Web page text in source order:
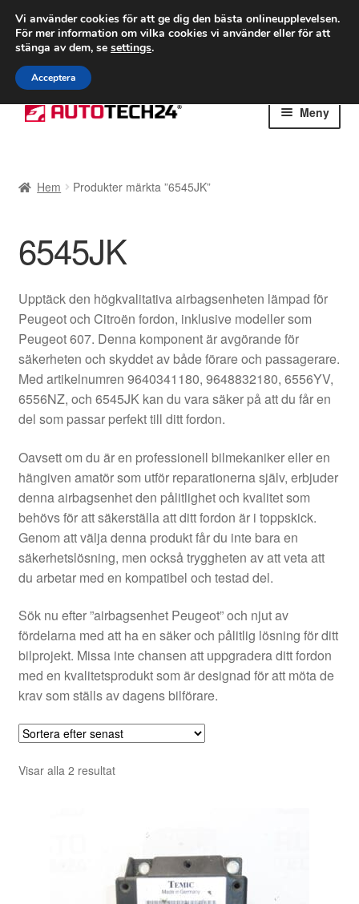
FRAKT från 75 kr
Världsomspännande frakt
Ring 766 924 713
Hoppa
till
Hoppa
till
Meny
Betalningar
Integritetspolicy
Kolla upp
Kontakt
Mitt konto
Om oss
Reklamationsprocedur
Transport
Vagn
Världsomspännande frakt
Villkor
Hem Produkter märkta ”6545JK”
6545JK
Upptäck den högkvalitativa airbagsenheten lämpad för
Peugeot och Citroën fordon, inklusive modeller som
Peugeot 607. Denna komponent är avgörande för
säkerheten och skyddet av både förare och passagerare.
Med artikelnumren 9640341180, 9648832180, 6556YV,
6556NZ, och 6545JK kan du vara säker på att du får en
del som passar perfekt till ditt fordon.
Oavsett om du är en professionell bilmekaniker eller en
hängiven amatör som utför reparationerna själv, erbjuder
denna airbagsenhet den pålitlighet och kvalitet som
behövs för att säkerställa att ditt fordon är i toppskick.
Genom att välja denna produkt får du inte bara en
säkerhetslösning, men också tryggheten av att veta att
du arbetar med en kompatibel och testad del.
Sök nu efter ”airbagsenhet Peugeot” och njut av
fördelarna med att ha en säker och pålitlig lösning för ditt
bilprojekt. Missa inte chansen att uppgradera ditt fordon
med en kvalitetsprodukt som är designad för att möta de
krav som ställs av dagens bilförare.
Visar alla 2 resultatSortera
Vi använder cookies för att ge dig den bästa onlineupplevelsen.
För mer information om vilka cookies vi använder eller för att
stänga av dem, se settings.
Acceptera